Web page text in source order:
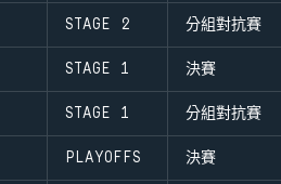
STAGE 2 分組對抗賽
STAGE 1 決賽
STAGE 1 分組對抗賽
PLAYOFFS 決賽